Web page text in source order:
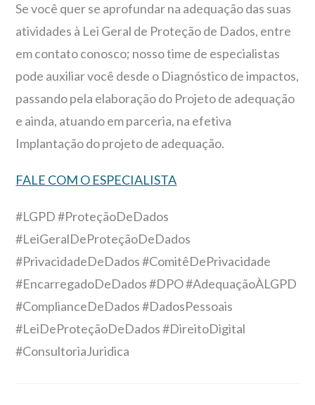
Se você quer se aprofundar na adequação das suas
atividades à Lei Geral de Proteção de Dados, entre
em contato conosco; nosso time de especialistas
pode auxiliar você desde o Diagnóstico de impactos,
passando pela elaboração do Projeto de adequação
e ainda, atuando em parceria, na efetiva
Implantação do projeto de adequação.
FALE COM O ESPECIALISTA
#LGPD #ProteçãoDeDados
#LeiGeralDeProteçãoDeDados
#PrivacidadeDeDados #ComitêDePrivacidade
#EncarregadoDeDados #DPO #AdequaçãoÀLGPD
#ComplianceDeDados #DadosPessoais
#LeiDeProteçãoDeDados #DireitoDigital
#ConsultoriaJuridica